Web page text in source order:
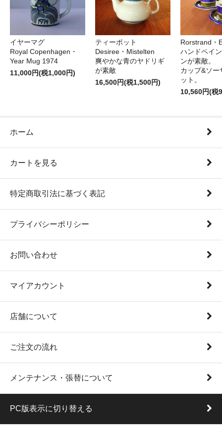
イヤーマグ
Royal Copenhagen・
Year Mug 1974
11,000円(税1,000円)
ティーポット
Desiree・Mistelten
爽やかな青のヤドリギ
が素敵
16,500円(税1,500円)
Rorstrand・
ハンドペイ
ンが素敵。
カップ&ソー
ット。
10,560円(税
ホーム
カートを見る
特定商取引法に基づく表記
プライバシーポリシー
お問い合わせ
マイアカウント
店舗について
ご注文の流れ
メンテナンス・張替について
PC版表示に切り替える